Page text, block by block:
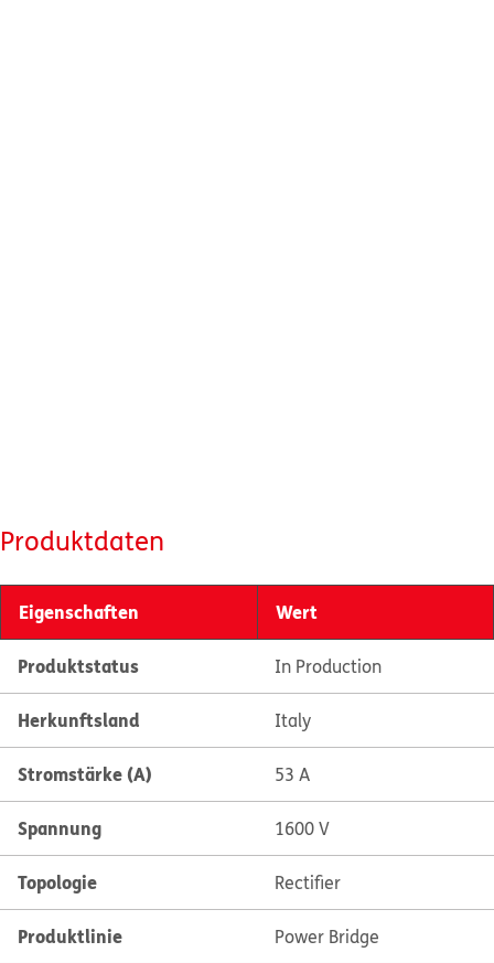
Produktdaten
Eigenschaften Wert
Produktstatus In Production
Herkunftsland Italy
Stromstärke (A) 53 A
Spannung 1600 V
Topologie Rectifier
Produktlinie Power Bridge